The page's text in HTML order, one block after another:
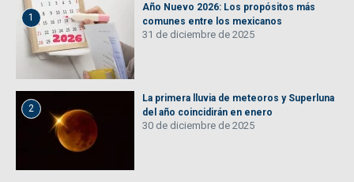
1
Año Nuevo 2026: Los propósitos más
comunes entre los mexicanos
31 de diciembre de 2025
2
La primera lluvia de meteoros y Superluna
del año coincidirán en enero
30 de diciembre de 2025